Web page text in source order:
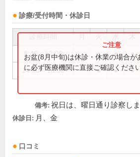
診療/受付時間・休診日
8:45～12:00 ● ● ●
14:30～18:00 ● ● ●
お盆(8月中旬)は休診・休業の場合が
に必ず医療機関に直接ご確認ください
備考: 祝日は、曜日通り診察しま
休診日: 月、金
口コミ